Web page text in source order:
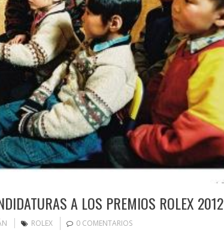
A LOS PREMIOS ROLEX 2012
ROLEX 0 COMENTARIOS